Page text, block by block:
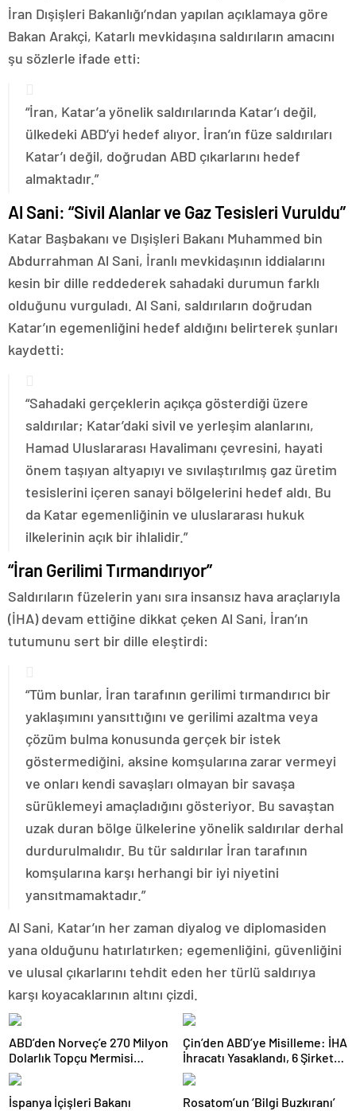
İran Dışişleri Bakanlığı’ndan yapılan açıklamaya göre
Bakan Arakçi, Katarlı mevkidaşına saldırıların amacını
şu sözlerle ifade etti:
“İran, Katar’a yönelik saldırılarında Katar’ı değil,
ülkedeki ABD’yi hedef alıyor. İran’ın füze saldırıları
Katar’ı değil, doğrudan ABD çıkarlarını hedef
almaktadır.”
Al Sani: “Sivil Alanlar ve Gaz Tesisleri Vuruldu”
Katar Başbakanı ve Dışişleri Bakanı Muhammed bin
Abdurrahman Al Sani, İranlı mevkidaşının iddialarını
kesin bir dille reddederek sahadaki durumun farklı
olduğunu vurguladı. Al Sani, saldırıların doğrudan
Katar’ın egemenliğini hedef aldığını belirterek şunları
kaydetti:
“Sahadaki gerçeklerin açıkça gösterdiği üzere
saldırılar; Katar’daki sivil ve yerleşim alanlarını,
Hamad Uluslararası Havalimanı çevresini, hayati
önem taşıyan altyapıyı ve sıvılaştırılmış gaz üretim
tesislerini içeren sanayi bölgelerini hedef aldı. Bu
da Katar egemenliğinin ve uluslararası hukuk
ilkelerinin açık bir ihlalidir.”
“İran Gerilimi Tırmandırıyor”
Saldırıların füzelerin yanı sıra insansız hava araçlarıyla
(İHA) devam ettiğine dikkat çeken Al Sani, İran’ın
tutumunu sert bir dille eleştirdi:
“Tüm bunlar, İran tarafının gerilimi tırmandırıcı bir
yaklaşımını yansıttığını ve gerilimi azaltma veya
çözüm bulma konusunda gerçek bir istek
göstermediğini, aksine komşularına zarar vermeyi
ve onları kendi savaşları olmayan bir savaşa
sürüklemeyi amaçladığını gösteriyor. Bu savaştan
uzak duran bölge ülkelerine yönelik saldırılar derhal
durdurulmalıdır. Bu tür saldırılar İran tarafının
komşularına karşı herhangi bir iyi niyetini
yansıtmamaktadır.”
Al Sani, Katar’ın her zaman diyalog ve diplomasiden
yana olduğunu hatırlatırken; egemenliğini, güvenliğini
ve ulusal çıkarlarını tehdit eden her türlü saldırıya
karşı koyacaklarının altını çizdi.
ABD’den Norveç’e 270 Milyon
Dolarlık Topçu Mermisi
Satışına Onay
Çin’den ABD’ye Misilleme: İHA
İhracatı Yasaklandı, 6 Şirket
Yaptırım Listesinde
İspanya İçişleri Bakanı
Rosatom’un ‘Bilgi Buzkıranı’